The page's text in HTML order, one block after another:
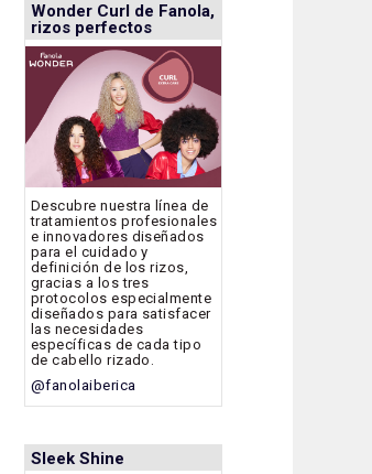
Wonder Curl de Fanola,
rizos perfectos
Descubre nuestra línea de
tratamientos profesionales
e innovadores diseñados
para el cuidado y
definición de los rizos,
gracias a los tres
protocolos especialmente
diseñados para satisfacer
las necesidades
específicas de cada tipo
de cabello rizado.
@fanolaiberica
Sleek Shine